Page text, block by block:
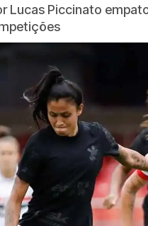
Lucas Piccinato